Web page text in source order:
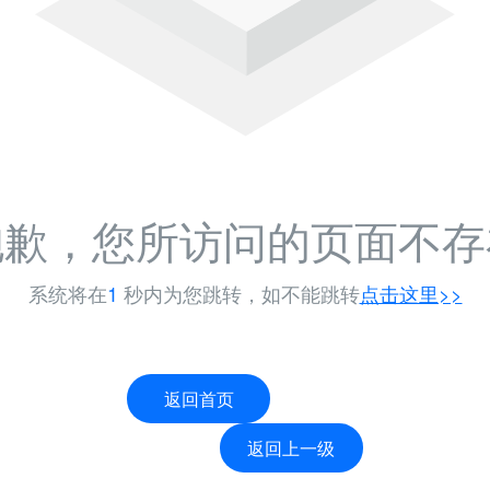
，您所访问的页面不
系统将在1 秒内为您跳转，如不能跳转点击这里>>
返回首页
返回上一级